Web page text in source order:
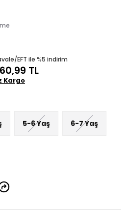
EFT ile %5 indirim
TL
Kargo
5-6 Yaş 6-7 Yaş